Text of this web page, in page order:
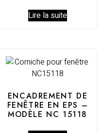
Lire la suite
ENCADREMENT DE
FENÊTRE EN EPS –
MODÈLE NC 15118